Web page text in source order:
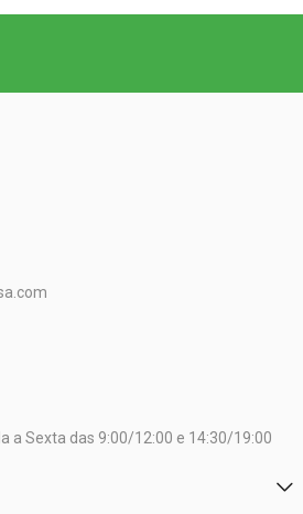
a Sexta das 9:00/12:00 e 14:30/19:00